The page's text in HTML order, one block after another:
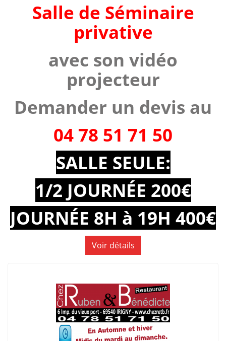
Salle de Séminaire
privative
avec son vidéo
projecteur
Demander un devis au
04 78 51 71 50
SALLE SEULE:
1/2 JOURNÉE 200€
JOURNÉE 8H à 19H 400€
Voir détails